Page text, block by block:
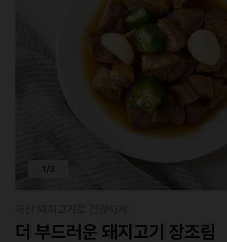
1 /3
더 부드러운 돼지고기 장조림